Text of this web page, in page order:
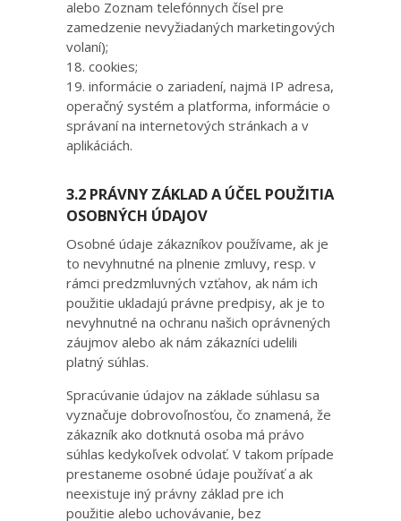
alebo Zoznam telefónnych čísel pre
zamedzenie nevyžiadaných marketingových
volaní);
cookies;
informácie o zariadení, najmä IP adresa,
operačný systém a platforma, informácie o
správaní na internetových stránkach a v
aplikáciách.
3.2 PRÁVNY ZÁKLAD A ÚČEL POUŽITIA
OSOBNÝCH ÚDAJOV
Osobné údaje zákazníkov používame, ak je
to nevyhnutné na plnenie zmluvy, resp. v
rámci predzmluvných vzťahov, ak nám ich
použitie ukladajú právne predpisy, ak je to
nevyhnutné na ochranu našich oprávnených
záujmov alebo ak nám zákazníci udelili
platný súhlas.
Spracúvanie údajov na základe súhlasu sa
vyznačuje dobrovoľnosťou, čo znamená, že
zákazník ako dotknutá osoba má právo
súhlas kedykoľvek odvolať. V takom prípade
prestaneme osobné údaje používať a ak
neexistuje iný právny základ pre ich
použitie alebo uchovávanie, bez